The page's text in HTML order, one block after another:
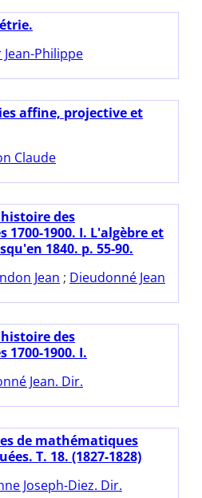
Philippe
affine, projective et
Claude
des
1900. I. L'algèbre et
1840. p. 55-90.
Jean ; Dieudonné Jean
des
1900. I.
Jean. Dir.
de mathématiques
T. 18. (1827-1828)
Joseph-Diez. Dir.